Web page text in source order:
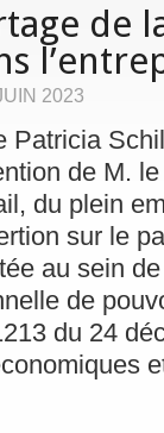
de
2023
Patricia
de M.
du plein
sur le
au sein
de
du 24